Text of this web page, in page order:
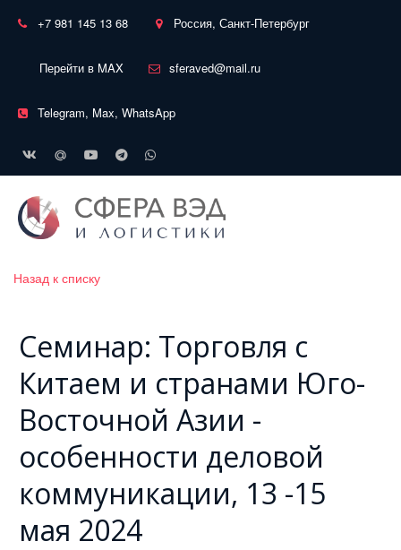
+7 981 145 13 68 Россия, Санкт-Петербург
Перейти в MAX sferaved@mail.ru
Telegram, Max, WhatsApp
Назад к списку
Семинар: Торговля с
Китаем и странами Юго-
Восточной Азии -
особенности деловой
коммуникации, 13 -15
мая 2024